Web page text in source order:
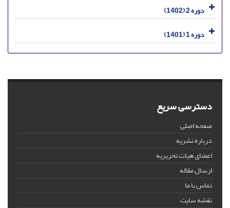
دوره 2 (1402)
دوره 1 (1401)
دسترسی سریع
صفحه اصلی
درباره نشریه
اعضای هیات تحریریه
ارسال مقاله
تماس با ما
نقشه سایت